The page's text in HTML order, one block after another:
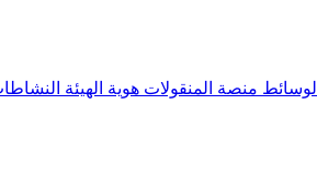
الوسائط منصة المنقولات هوية الهيئة